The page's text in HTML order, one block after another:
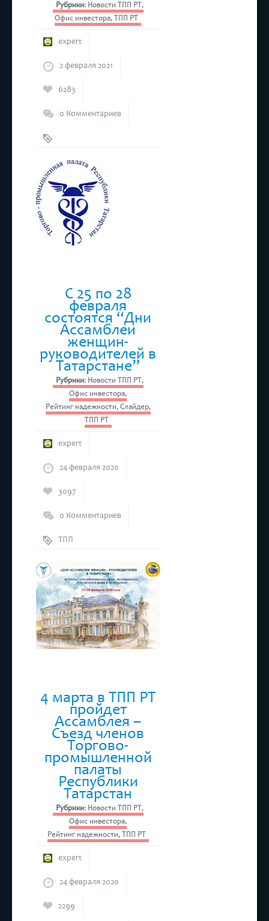
Рубрики: Новости ТПП РТ,
Офис инвестора,ТПП РТ
expert
2 февраля 2021
6283
0 Комментариев
ТПП РТ
С 25 по 28
февраля
состоятся “Дни
Ассамблеи
женщин-
руководителей в
Татарстане”
Рубрики: Новости ТПП РТ,
Офис инвестора,
Рейтинг надежности, Слайдер,
ТПП РТ
expert
24 февраля 2020
3097
0 Комментариев
ТПП
4 марта в ТПП РТ
пройдет
Ассамблея –
Съезд членов
Торгово-
промышленной
палаты
Республики
Татарстан
Рубрики: Новости ТПП РТ,
Офис инвестора,
Рейтинг надежности, ТПП РТ
expert
24 февраля 2020
2299